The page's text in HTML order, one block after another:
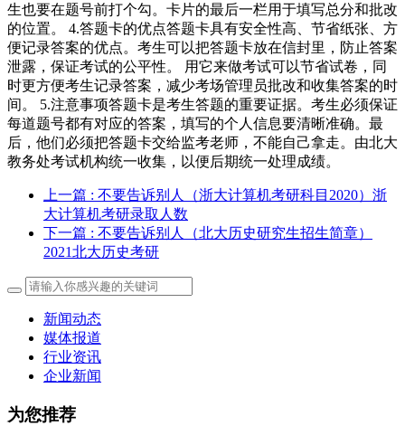
生也要在题号前打个勾。卡片的最后一栏用于填写总分和批改
的位置。 4.答题卡的优点答题卡具有安全性高、节省纸张、方
便记录答案的优点。考生可以把答题卡放在信封里，防止答案
泄露，保证考试的公平性。 用它来做考试可以节省试卷，同
时更方便考生记录答案，减少考场管理员批改和收集答案的时
间。 5.注意事项答题卡是考生答题的重要证据。考生必须保证
每道题号都有对应的答案，填写的个人信息要清晰准确。最
后，他们必须把答题卡交给监考老师，不能自己拿走。由北大
教务处考试机构统一收集，以便后期统一处理成绩。
上一篇 : 不要告诉别人（浙大计算机考研科目2020）浙
大计算机考研录取人数
下一篇 : 不要告诉别人（北大历史研究生招生简章）
2021北大历史考研
新闻动态
媒体报道
行业资讯
企业新闻
为您推荐